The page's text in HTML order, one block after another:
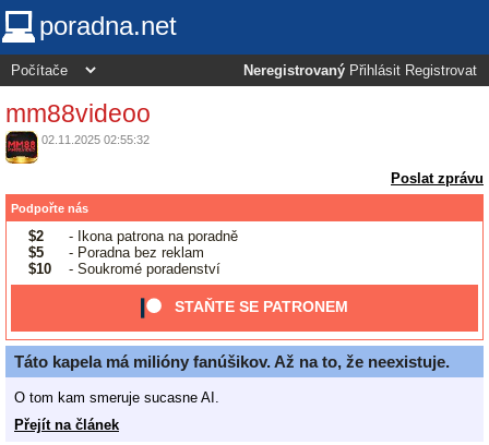
poradna.net
Neregistrovaný Přihlásit Registrovat
mm88videoo
02.11.2025 02:55:32
Poslat zprávu
Podpořte nás
$2
- Ikona patrona na poradně
$5
- Poradna bez reklam
$10
- Soukromé poradenství
STAŇTE SE PATRONEM
Táto kapela má milióny fanúšikov. Až na to, že neexistuje.
O tom kam smeruje sucasne AI.
Přejít na článek